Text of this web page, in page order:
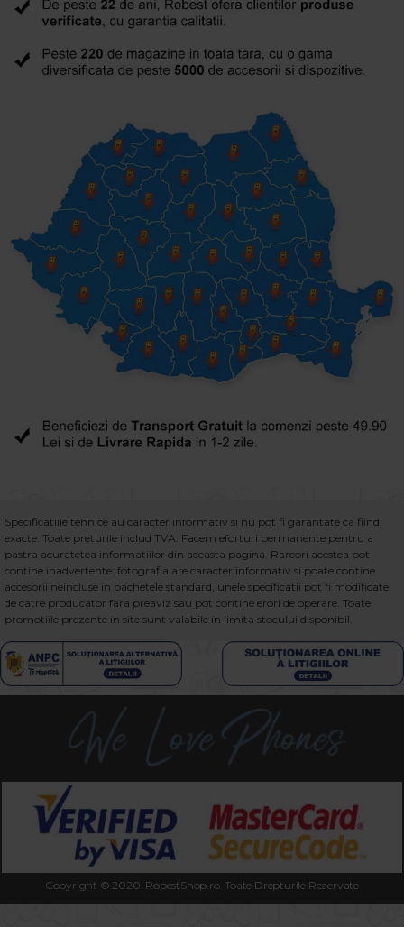
Specificatiile tehnice au caracter informativ si nu pot fi garantate ca fiind
exacte. Toate preturile includ TVA. Facem eforturi permanente pentru a
pastra acuratetea informatiilor din aceasta pagina. Rareori acestea pot
contine inadvertente: fotografia are caracter informativ si poate contine
accesorii neincluse in pachetele standard, unele specificatii pot fi modificate
de catre producator fara preaviz sau pot contine erori de operare. Toate
promotiile prezente in site sunt valabile in limita stocului disponibil.
Copyright © 2020. RobestShop.ro. Toate Drepturile Rezervate